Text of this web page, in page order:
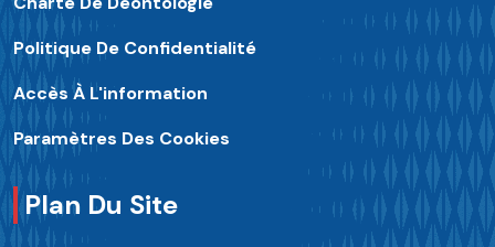
Politique De Confidentialité
Accès À L'information
Paramètres Des Cookies
Plan Du Site